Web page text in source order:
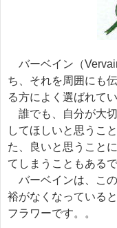
バーベイン（
ち、それを周囲にも
る方によく選ばれて
誰でも、自分が大
してほしいと思うこ
た、良いと思うこと
てしまうこともあるで
バーベインは、こ
裕がなくなっている
フラワーです。。